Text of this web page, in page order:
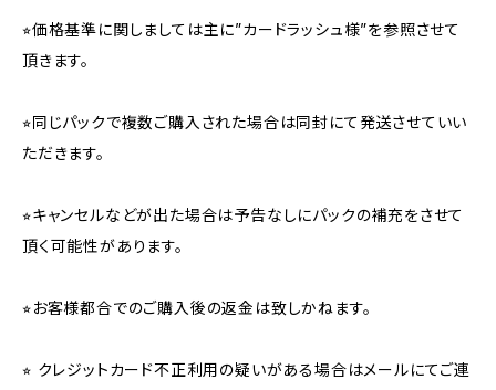
⭐︎価格基準に関しましては主に”カードラッシュ様”を参照させて
頂きます。
⭐︎同じパックで複数ご購入された場合は同封にて発送させていい
ただきます。
⭐︎キャンセルなどが出た場合は予告なしにパックの補充をさせて
頂く可能性があります。
⭐︎お客様都合でのご購入後の返金は致しかねます。
⭐︎ クレジットカード不正利用の疑いがある場合はメールにてご連